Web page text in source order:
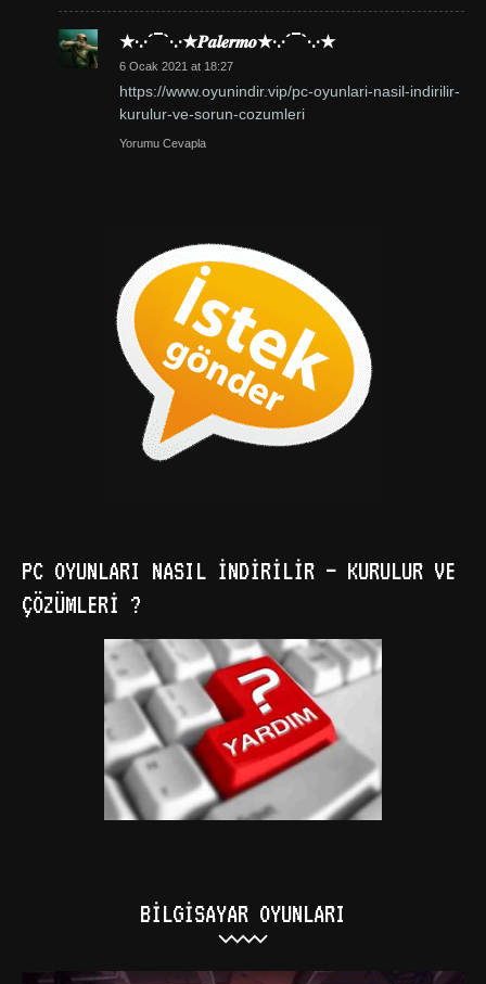
★·.·´¯`·.·★𝑷𝒂𝒍𝒆𝒓𝒎𝒐★·.·´¯`·.·★
6 Ocak 2021 at 18:27
https://www.oyunindir.vip/pc-oyunlari-nasil-indirilir-
kurulur-ve-sorun-cozumleri
Yorumu Cevapla
PC OYUNLARI NASIL İNDIRILIR – KURULUR VE
ÇÖZÜMLERI ?
BILGISAYAR OYUNLARI